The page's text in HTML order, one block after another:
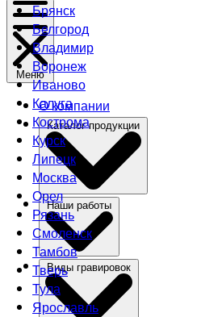
Брянск
Белгород
Владимир
Воронеж
Иваново
Калуга
Кострома
Курск
Липецк
Москва
Орел
Рязань
Смоленск
Тамбов
Тверь
Тула
Ярославль
Меню
О компании